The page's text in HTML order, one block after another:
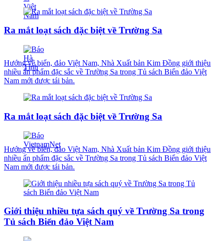
Ra mắt loạt sách đặc biệt về Trường Sa
Hướng về biển, đảo Việt Nam, Nhà Xuất bản Kim Đồng giới thiệu
nhiều ấn phẩm đặc sắc về Trường Sa trong Tủ sách Biển đảo Việt
Nam mới được tái bản.
Ra mắt loạt sách đặc biệt về Trường Sa
Hướng về biển, đảo Việt Nam, Nhà Xuất bản Kim Đồng giới thiệu
nhiều ấn phẩm đặc sắc về Trường Sa trong Tủ sách Biển đảo Việt
Nam mới được tái bản.
Giới thiệu nhiều tựa sách quý về Trường Sa trong
Tủ sách Biển đảo Việt Nam